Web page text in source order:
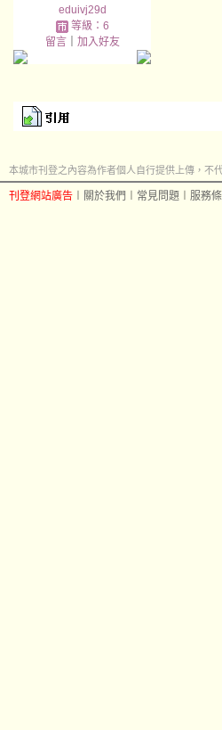
eduivj29d
等級：6
留言｜ 加入好友
本城市刊登之內容為作者個人自行提供上傳，不
刊登網站廣告 關於我們 常見問題 服務